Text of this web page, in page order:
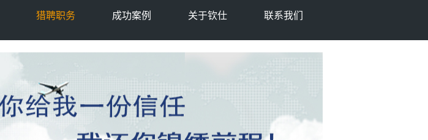
猎聘职务 成功案例 关于钦仕 联系我们